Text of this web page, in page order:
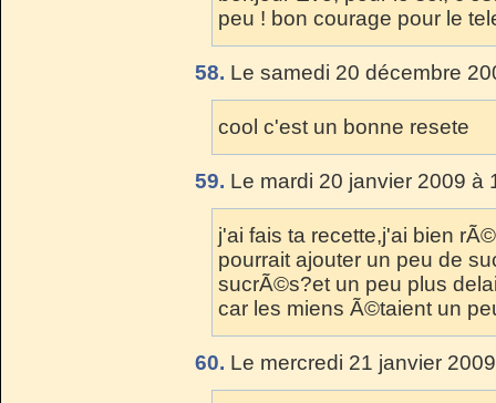
peu ! bon courage pour le
58. Le samedi 20 décembre
cool c'est un bonne resete
59. Le mardi 20 janvier 2009 à
j'ai fais ta recette,j'ai bien
pourrait ajouter un peu de
sucrÃ©s?et un peu plus
car les miens Ã©taient un
60. Le mercredi 21 janvier